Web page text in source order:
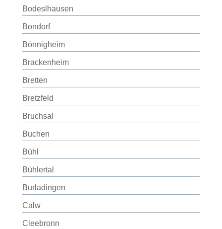
Bodeslhausen
Bondorf
Bönnigheim
Brackenheim
Bretten
Bretzfeld
Bruchsal
Buchen
Bühl
Bühlertal
Burladingen
Calw
Cleebronn